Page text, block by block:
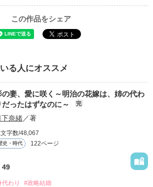
この作品をシェア
る人にオススメ
の妻、愛に咲く～明治の花嫁は、姉の代わ
だったはずなのに～
完
下奈緒／著
字数/48,067
史・時代 122ページ
49
代わり #政略結婚